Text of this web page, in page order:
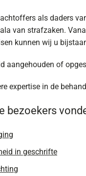
als daders
van strafzaken.
kunnen wij u
aangehouden of
expertise in de
bezoekers
in geschrifte